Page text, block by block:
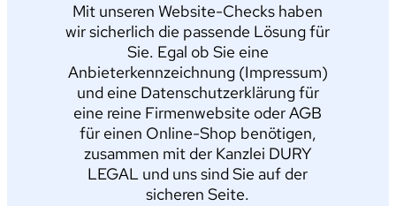
Mit unseren Website-Checks haben
wir sicherlich die passende Lösung für
Sie. Egal ob Sie eine
Anbieterkennzeichnung (Impressum)
und eine Datenschutzerklärung für
eine reine Firmenwebsite oder AGB
für einen Online-Shop benötigen,
zusammen mit der Kanzlei DURY
LEGAL und uns sind Sie auf der
sicheren Seite.